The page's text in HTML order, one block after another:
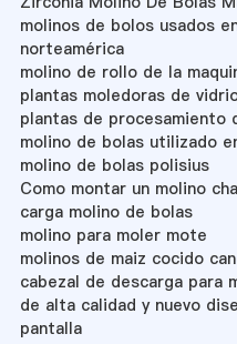
molinos de bolos usados
norteamérica
molino de rollo de la
plantas moledoras de
plantas de procesamiento
molino de bolas utilizado
molino de bolas polisius
Como montar un molino
carga molino de bolas
molino para moler mote
molinos de maiz cocido
cabezal de descarga para
de alta calidad y nuevo
pantalla